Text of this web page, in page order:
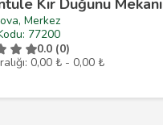
Kır Düğünü Mekanı
Merkez
77200
0.0 (0)
0,00 ₺ - 0,00 ₺